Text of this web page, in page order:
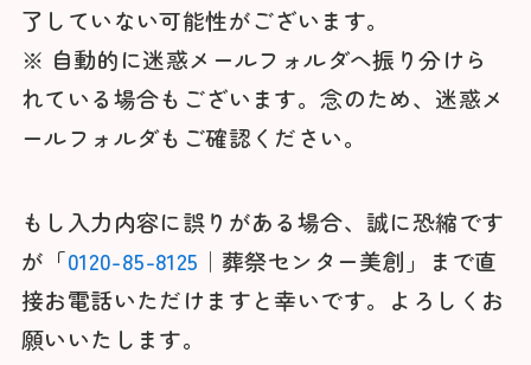
了していない可能性がございます。
※ 自動的に迷惑メールフォルダへ振り分けら
れている場合もございます。念のため、迷惑メ
ールフォルダもご確認ください。
もし入力内容に誤りがある場合、誠に恐縮です
が「0120-85-8125 ｜葬祭センター美創」まで直
接お電話いただけますと幸いです。よろしくお
願いいたします。